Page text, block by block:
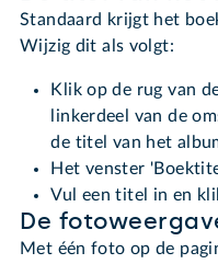
Standaard krijgt het
Wijzig dit als volgt:
Klik op de rug van
linkerdeel van de
de titel van het
Het venster
Vul een titel in en
De
Met één foto op de